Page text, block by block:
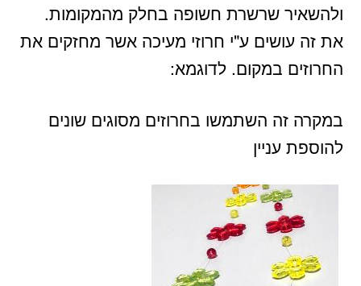
ולהשאיר שרשרת חשופה בחלק מהמקומות.
את זה עושים ע"י חרוזי מעיכה אשר מחזקים את
החרוזים במקום. לדוגמא:
במקרה זה השתמשו בחרוזים מסוגים שונים
להוספת עניין